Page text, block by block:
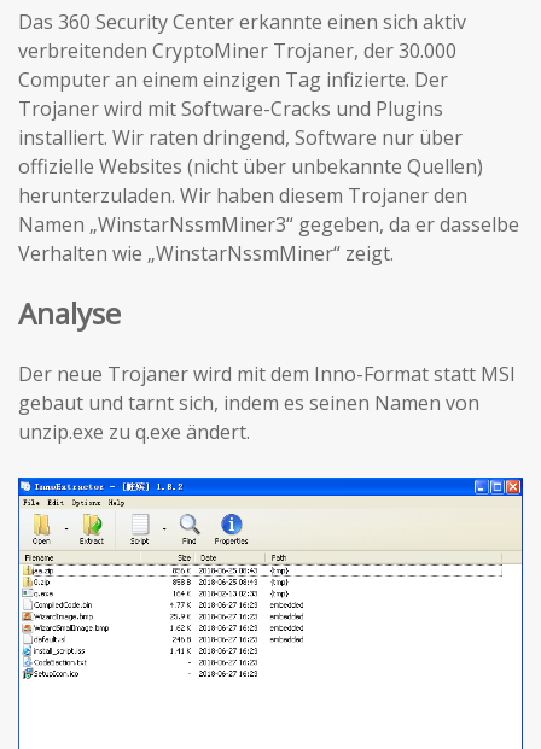
Das 360 Security Center erkannte einen sich aktiv
verbreitenden CryptoMiner Trojaner, der 30.000
Computer an einem einzigen Tag infizierte. Der
Trojaner wird mit Software-Cracks und Plugins
installiert. Wir raten dringend, Software nur über
offizielle Websites (nicht über unbekannte Quellen)
herunterzuladen. Wir haben diesem Trojaner den
Namen „WinstarNssmMiner3“ gegeben, da er dasselbe
Verhalten wie „WinstarNssmMiner“ zeigt.
Analyse
Der neue Trojaner wird mit dem Inno-Format statt MSI
gebaut und tarnt sich, indem es seinen Namen von
unzip.exe zu q.exe ändert.